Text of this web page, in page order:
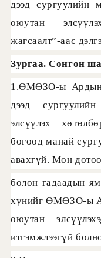
дээд сургуулийн
оюутан
жагсаалт”-аас
Зургаа. Сонгон
1.ӨМӨЗО-ы Ардын
дээд
элсүүлэх
бөгөөд манай
авахгүй. Мөн
болон гадаадын
хүнийг ӨМӨЗО-ы
оюутан
итгэмжлээгүй